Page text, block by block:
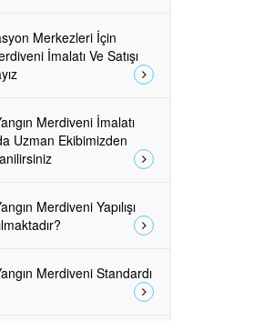
Merkezleri İçin
İmalatı Ve Satışı
Merdiveni İmalatı
Uzman Ekibimizden
Merdiveni Yapılışı
Merdiveni Standardı